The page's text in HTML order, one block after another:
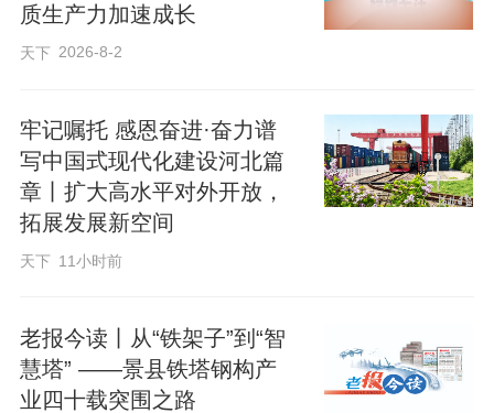
从零起步，全链发力，构建起“全域覆盖、
全链赋能、全民参与”的直播电商新格局。
“一品一播”启动以来，武安市直播销售额突
破1.5亿元，331余种“本土宝贝”变身“网红
尖货”，一幅“工业重镇”拥抱数字浪潮的壮
丽画卷，正在太行山下徐徐展开。
“这不是选择题，是必答题，还必须高分交
质生产力加速成长
天下 2026-8-2
牢记嘱托 感恩奋进·奋力谱
写中国式现代化建设河北篇
章丨扩大高水平对外开放，
拓展发展新空间
天下 11小时前
老报今读丨从“铁架子”到“智
慧塔” ——景县铁塔钢构产
业四十载突围之路